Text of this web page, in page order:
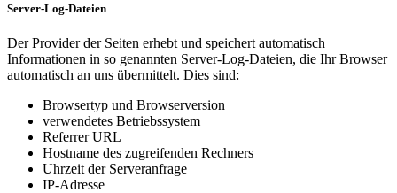
Server-Log-Dateien
Der Provider der Seiten erhebt und speichert automatisch
Informationen in so genannten Server-Log-Dateien, die Ihr Browser
automatisch an uns übermittelt. Dies sind:
Browsertyp und Browserversion
verwendetes Betriebssystem
Referrer URL
Hostname des zugreifenden Rechners
Uhrzeit der Serveranfrage
IP-Adresse